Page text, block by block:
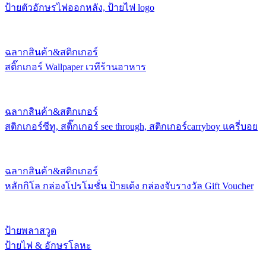
ป้ายตัวอักษรไฟออกหลัง, ป้ายไฟ logo
ฉลากสินค้า&สติกเกอร์
สติ๊กเกอร์ Wallpaper เวทีร้านอาหาร
ฉลากสินค้า&สติกเกอร์
สติกเกอร์ซีทู, สติ๊กเกอร์ see through, สติกเกอร์carryboy แครี่บอย
ฉลากสินค้า&สติกเกอร์
หลักกิโล กล่องโปรโมชั่น ป้ายเด้ง กล่องจับรางวัล Gift Voucher
ป้ายพลาสวูด
ป้ายไฟ & อักษรโลหะ